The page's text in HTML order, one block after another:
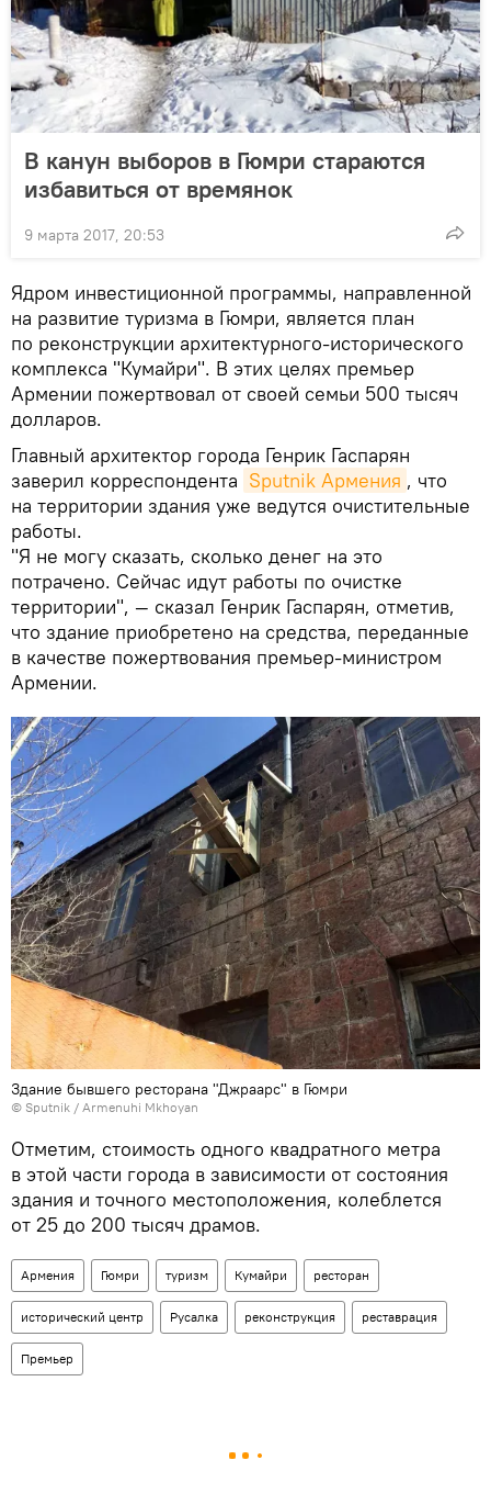
В канун выборов в Гюмри стараются
избавиться от времянок
9 марта 2017, 20:53
Ядром инвестиционной программы, направленной
на развитие туризма в Гюмри, является план
по реконструкции архитектурного-исторического
комплекса "Кумайри". В этих целях премьер
Армении пожертвовал от своей семьи 500 тысяч
долларов.
Главный архитектор города Генрик Гаспарян
заверил корреспондента Sputnik Армения , что
на территории здания уже ведутся очистительные
работы.
"Я не могу сказать, сколько денег на это
потрачено. Сейчас идут работы по очистке
территории", — сказал Генрик Гаспарян, отметив,
что здание приобретено на средства, переданные
в качестве пожертвования премьер-министром
Армении.
Здание бывшего ресторана "Джраарс" в Гюмри
© Sputnik / Armenuhi Mkhoyan
Отметим, стоимость одного квадратного метра
в этой части города в зависимости от состояния
здания и точного местоположения, колеблется
от 25 до 200 тысяч драмов.
Армения Гюмри туризм Кумайри ресторан
исторический центр Русалка реконструкция реставрация
Премьер